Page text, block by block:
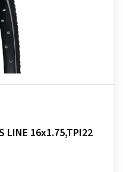
LINE 16x1.75,TPI22